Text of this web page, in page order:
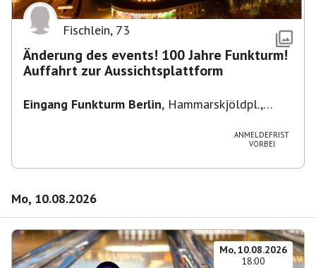
Fischlein, 73
Änderung des events! 100 Jahre Funkturm!
Auffahrt zur Aussichtsplattform
Eingang Funkturm Berlin, Hammarskjöldpl.,
ANMELDEFRIST
VORBEI
Mo, 10.08.2026
Mo, 10.08.2026
18:00